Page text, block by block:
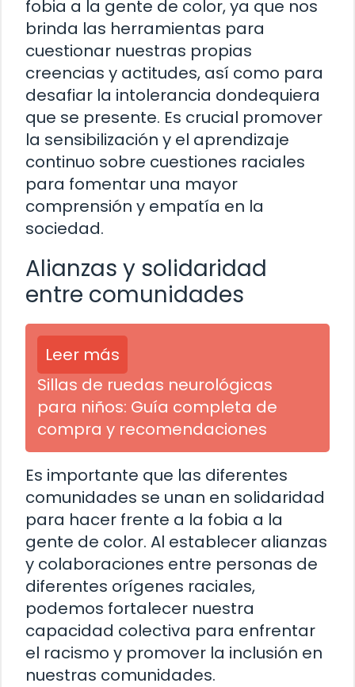
fobia a la gente de color, ya que nos
brinda las herramientas para
cuestionar nuestras propias
creencias y actitudes, así como para
desafiar la intolerancia dondequiera
que se presente. Es crucial promover
la sensibilización y el aprendizaje
continuo sobre cuestiones raciales
para fomentar una mayor
comprensión y empatía en la
sociedad.
Alianzas y solidaridad
entre comunidades
Leer más
Sillas de ruedas neurológicas
para niños: Guía completa de
compra y recomendaciones
Es importante que las diferentes
comunidades se unan en solidaridad
para hacer frente a la fobia a la
gente de color. Al establecer alianzas
y colaboraciones entre personas de
diferentes orígenes raciales,
podemos fortalecer nuestra
capacidad colectiva para enfrentar
el racismo y promover la inclusión en
nuestras comunidades.